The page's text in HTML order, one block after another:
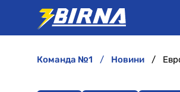
команда №1 новини